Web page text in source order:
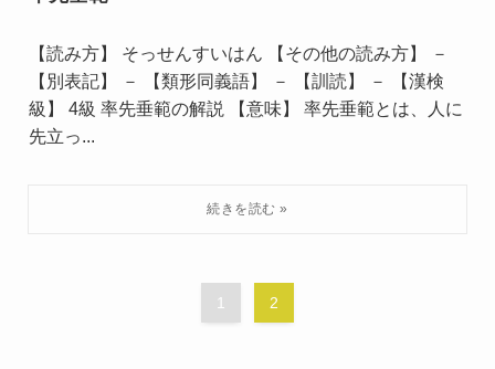
【読み方】 そっせんすいはん 【その他の読み方】 －
【別表記】 － 【類形同義語】 － 【訓読】 － 【漢検
級】 4級 率先垂範の解説 【意味】 率先垂範とは、人に
先立っ...
1 2